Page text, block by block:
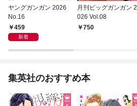
ヤングガンガン 2026
No.16
459
新着
月刊ビッグガンガン 2
026 Vol.08
750
集英社のおすすめ本